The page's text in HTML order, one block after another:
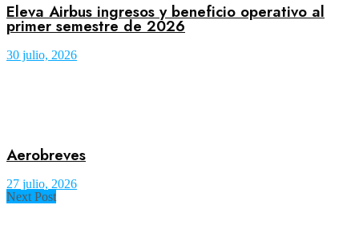
Eleva Airbus ingresos y beneficio operativo al
primer semestre de 2026
30 julio, 2026
Aerobreves
27 julio, 2026
Next Post